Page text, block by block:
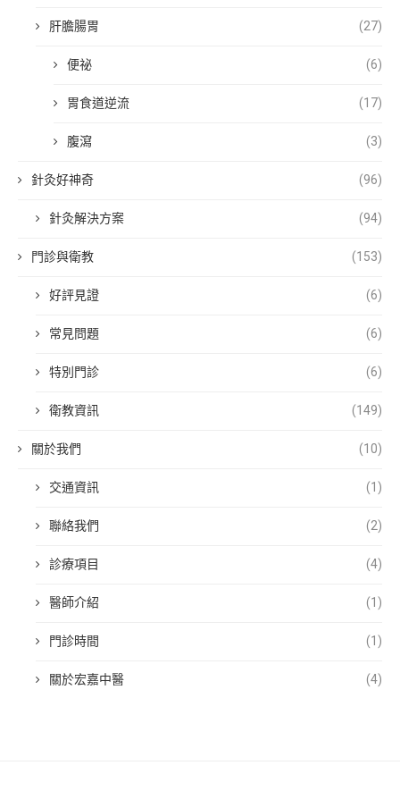
肝膽腸胃 (27)
便祕 (6)
胃食道逆流 (17)
腹瀉 (3)
針灸好神奇 (96)
針灸解決方案 (94)
門診與衛教 (153)
好評見證 (6)
常見問題 (6)
特別門診 (6)
衛教資訊 (149)
關於我們 (10)
交通資訊 (1)
聯絡我們 (2)
診療項目 (4)
醫師介紹 (1)
門診時間 (1)
關於宏嘉中醫 (4)